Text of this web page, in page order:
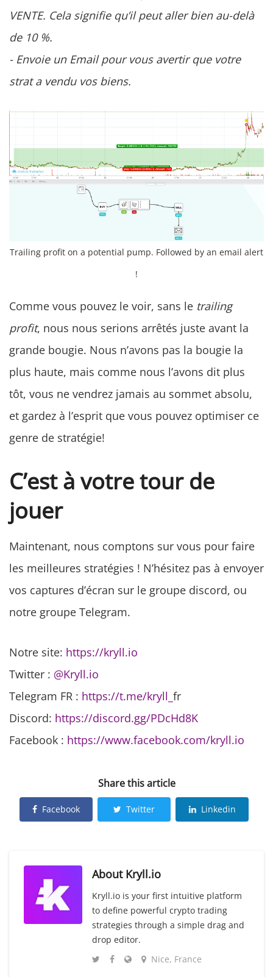
VENTE. Cela signifie qu’il peut aller bien au-delà
de 10 %.
- Envoie un Email pour vous avertir que votre
strat a vendu vos biens.
Trailing profit on a potential pump. Followed by an email alert
!
Comme vous pouvez le voir, sans le trailing
profit, nous nous serions arrêtés juste avant la
grande bougie. Nous n’avons pas la bougie la
plus haute, mais comme nous l’avons dit plus
tôt, vous ne vendrez jamais au sommet absolu,
et gardez à l’esprit que vous pouvez optimiser ce
genre de stratégie!
C’est à votre tour de
jouer
Maintenant, nous comptons sur vous pour faire
les meilleures stratégies ! N’hésitez pas à envoyer
vos captures d’écran sur le groupe discord, ou
notre groupe Telegram.
Notre site: https://kryll.io
Twitter : @Kryll.io
Telegram FR : https://t.me/kryll_ fr
Discord: https://discord.gg/PDcHd8K
Facebook : https://www.facebook.com/kryll.io
Share this article
Facebook Twitter Linkedin
About Kryll.io
Kryll.io is your first intuitive platform
to define powerful crypto trading
strategies through a simple drag and
drop editor.
Nice, France